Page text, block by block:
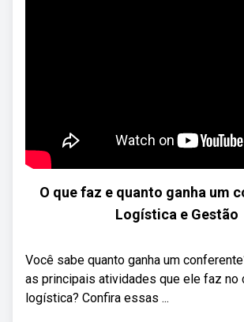
O que faz e quanto ganha um
Logística e Gestão
Você sabe quanto ganha um
as principais atividades que ele faz no
logística? Confira essas ...